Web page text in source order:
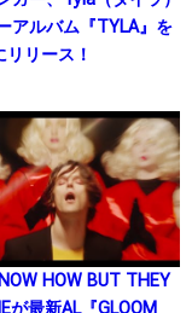
アルバム『TYLA』を
リース！
HOW BUT THEY